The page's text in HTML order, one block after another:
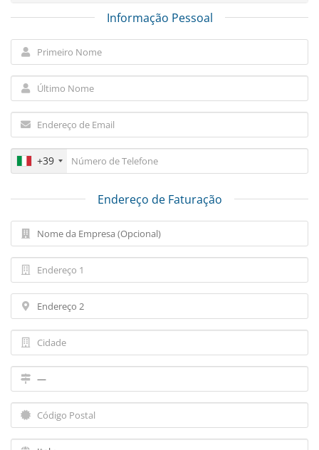
Informação Pessoal
+39
Endereço de Faturação